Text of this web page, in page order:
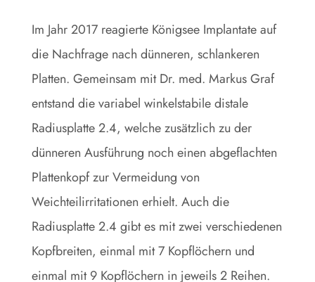
Im Jahr 2017 reagierte Königsee Implantate auf
die Nachfrage nach dünneren, schlankeren
Platten. Gemeinsam mit Dr. med. Markus Graf
entstand die variabel winkelstabile distale
Radiusplatte 2.4, welche zusätzlich zu der
dünneren Ausführung noch einen abgeflachten
Plattenkopf zur Vermeidung von
Weichteilirritationen erhielt. Auch die
Radiusplatte 2.4 gibt es mit zwei verschiedenen
Kopfbreiten, einmal mit 7 Kopflöchern und
einmal mit 9 Kopflöchern in jeweils 2 Reihen.